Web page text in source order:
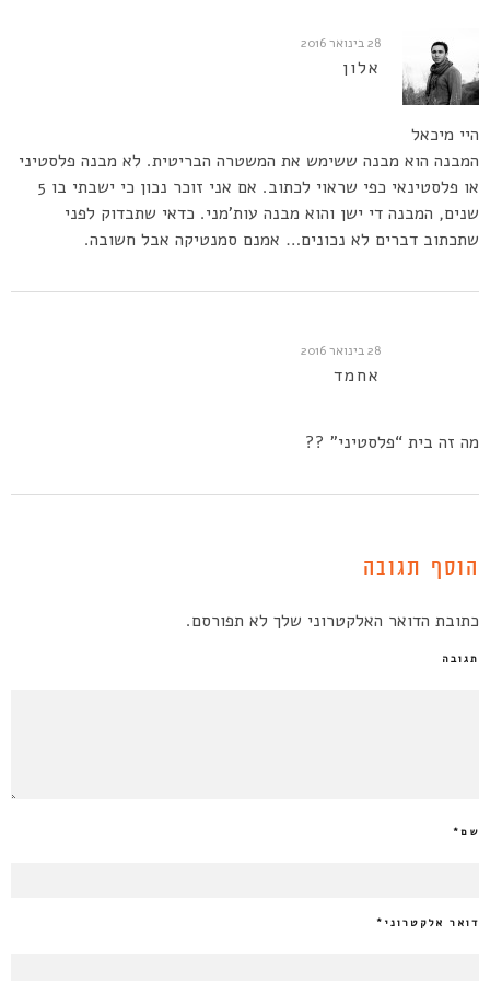
28 בינואר 2016
אלון
היי מיכאל
המבנה הוא מבנה ששימש את המשטרה הבריטית. לא מבנה פלסטיני
או פלסטינאי כפי שראוי לכתוב. אם אני זוכר נכון כי ישבתי בו 5
שנים, המבנה די ישן והוא מבנה עות’מני. כדאי שתבדוק לפני
שתכתוב דברים לא נכונים… אמנם סמנטיקה אבל חשובה.
28 בינואר 2016
אחמד
מה זה בית “פלסטיני” ??
הוסף תגובה
כתובת הדואר האלקטרוני שלך לא תפורסם.
תגובה
שם*
דואר אלקטרוני *